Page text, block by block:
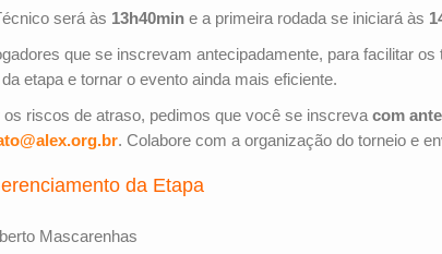
será às 13h40min e a primeira rodada se iniciará às
que se inscrevam antecipadamente, para facilitar os
etapa e tornar o evento ainda mais eficiente.
riscos de atraso, pedimos que você se inscreva com
. Colabore com a organização do torneio e
da Etapa
Mascarenhas